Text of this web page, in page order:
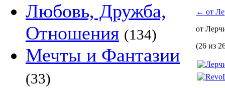
Любовь, Дружба,
Отношения (134)
Мечты и Фантазии
(33)
← от
от
(26 из